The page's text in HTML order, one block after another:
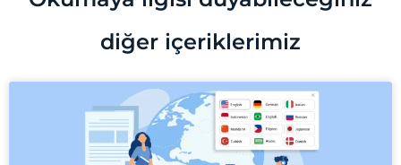
diğer içeriklerimiz